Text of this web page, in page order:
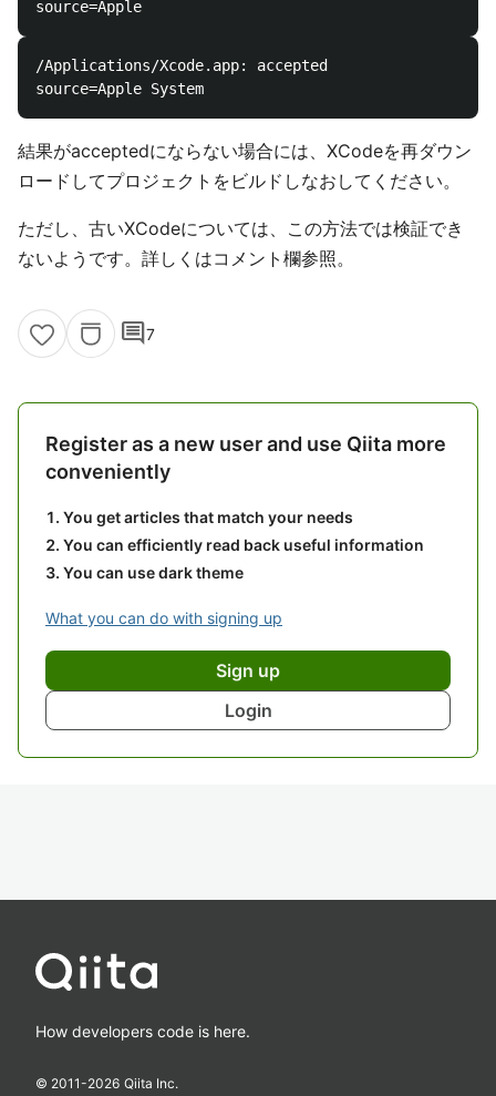
/Applications/Xcode.app: accepted
結果がacceptedにならない場合には、XCodeを再ダウン
ロードしてプロジェクトをビルドしなおしてください。
ただし、古いXCodeについては、この方法では検証でき
ないようです。詳しくはコメント欄参照。
comment7
Register as a new user and use Qiita more
conveniently
You get articles that match your needs
You can efficiently read back useful information
You can use dark theme
What you can do with signing up
Sign up
Login
How developers code is here.
© 2011-2026 Qiita Inc.